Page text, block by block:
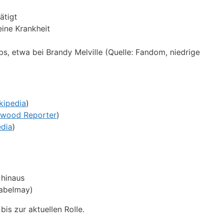
Krankheit
etwa bei Brandy Melville (Quelle: Fandom, niedrige
)
Reporter)
)
zur aktuellen Rolle.